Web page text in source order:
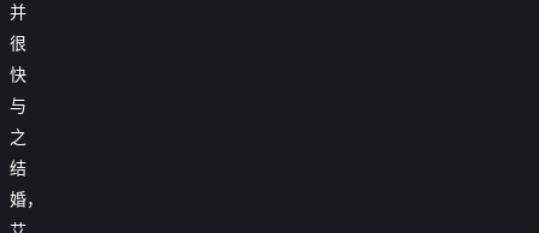
并
很
快
与
之
结
婚，